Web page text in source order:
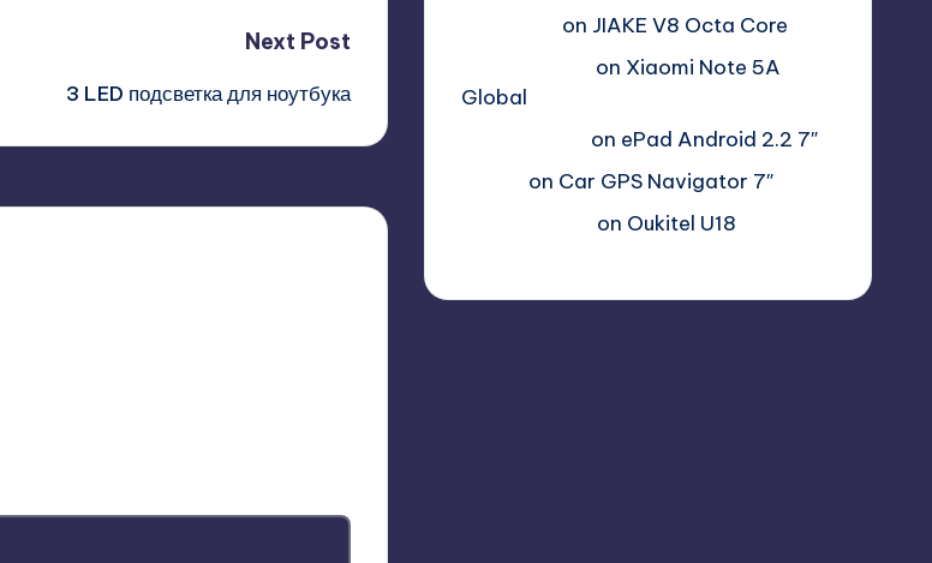
Next Post
3 LED подсветка для ноутбука
on JIAKE V8 Octa Core
on Xiaomi Note 5A
Global
on ePad Android 2.2 7″
on Car GPS Navigator 7″
on Oukitel U18